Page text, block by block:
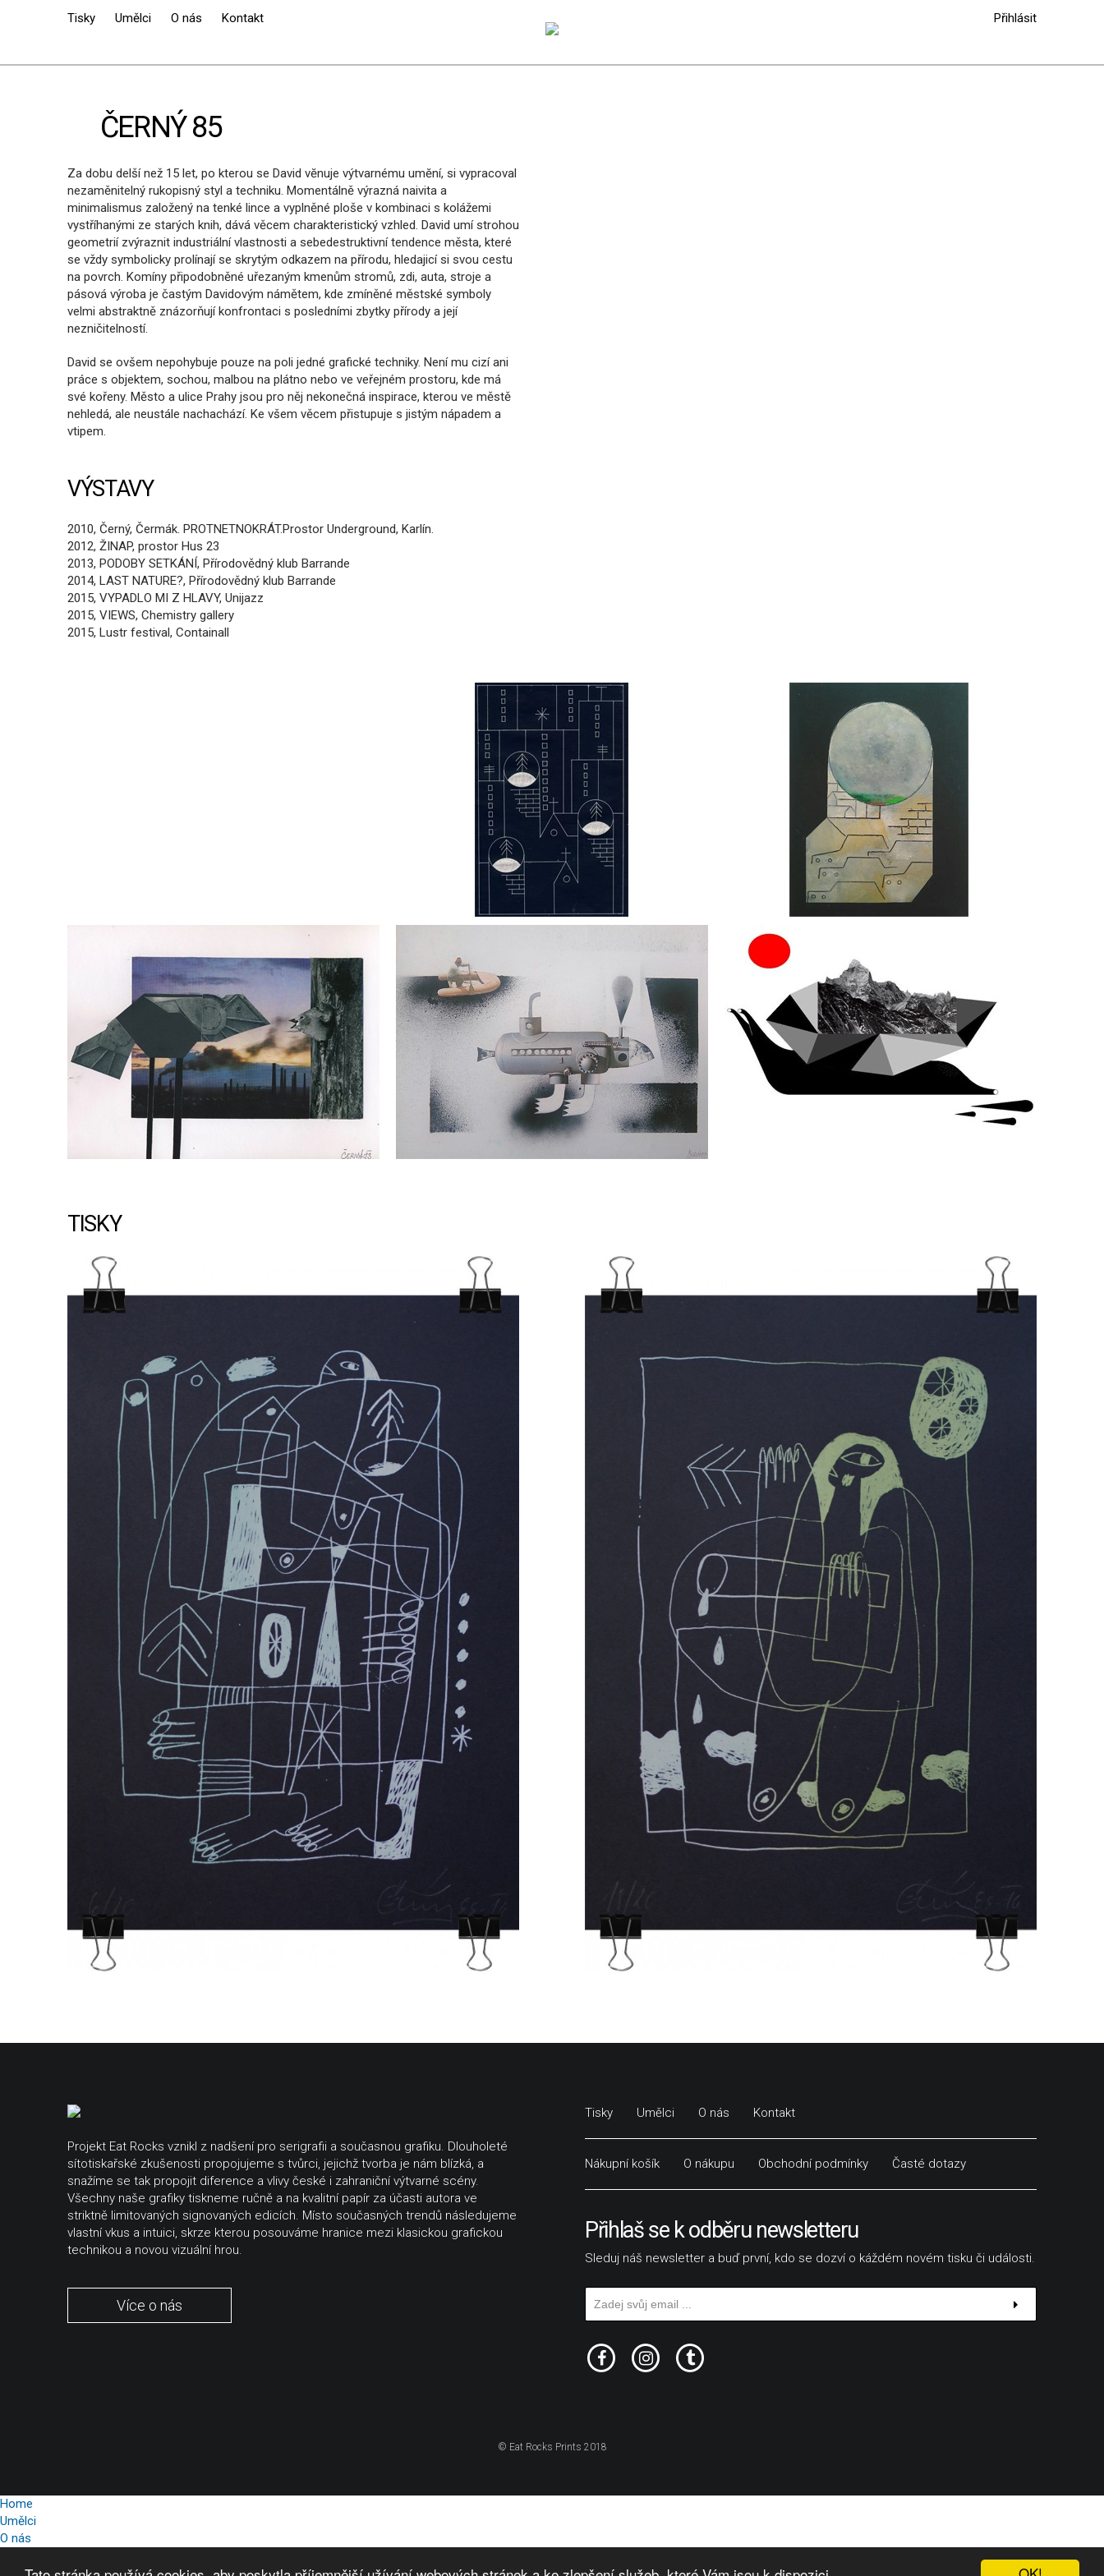
Tisky Umělci O nás Kontakt Přihlásit
ČERNÝ 85
ČERNÝ 85
Za dobu delší než 15 let, po kterou se David vĕnuje výtvarnému umĕní, si vypracoval
nezaměnitelný rukopisný styl a techniku. Momentálně výrazná naivita a
minimalismus založený na tenké lince a vyplněné ploše v kombinaci s kolážemi
vystříhanými ze starých knih, dává věcem charakteristický vzhled. David umí strohou
geometrií zvýraznit industriální vlastnosti a sebedestruktivní tendence města, které
se vždy symbolicky prolínají se skrytým odkazem na přírodu, hledajicí si svou cestu
na povrch. Komíny připodobněné uřezaným kmenům stromů, zdi, auta, stroje a
pásová výroba je častým Davidovým námětem, kde zmíněné městské symboly
velmi abstraktně znázorňují konfrontaci s posledními zbytky přírody a její
nezničitelností.
David se ovšem nepohybuje pouze na poli jedné grafické techniky. Není mu cizí ani
práce s objektem, sochou, malbou na plátno nebo ve veřejném prostoru, kde má
své kořeny. Město a ulice Prahy jsou pro něj nekonečná inspirace, kterou ve městě
nehledá, ale neustále nachachází. Ke všem věcem přistupuje s jistým nápadem a
vtipem.
VÝSTAVY
2010, Černý, Čermák. PROTNETNOKRÁT.Prostor Underground, Karlín.
2012, ŽINAP, prostor Hus 23
2013, PODOBY SETKÁNÍ, Přírodovědný klub Barrande
2014, LAST NATURE?, Přírodovědný klub Barrande
2015, VYPADLO MI Z HLAVY, Unijazz
2015, VIEWS, Chemistry gallery
2015, Lustr festival, Containall
TISKY
Projekt Eat Rocks vznikl z nadšení pro serigrafii a současnou grafiku. Dlouholeté
sítotiskařské zkušenosti propojujeme s tvůrci, jejichž tvorba je nám blízká, a
snažíme se tak propojit diference a vlivy české i zahraniční výtvarné scény.
Všechny naše grafiky tiskneme ručně a na kvalitní papír za účasti autora ve
striktně limitovaných signovaných edicích. Místo současných trendů následujeme
vlastní vkus a intuici, skrze kterou posouváme hranice mezi klasickou grafickou
technikou a novou vizuální hrou.
Více o nás
Tisky Umělci O nás Kontakt
Nákupní košík O nákupu Obchodní podmínky Časté dotazy
Přihlaš se k odběru newsletteru
Sleduj náš newsletter a buď první, kdo se dozví o káždém novém tisku či události.
© Eat Rocks Prints 2018
Home
Umělci
O nás
Muj účet